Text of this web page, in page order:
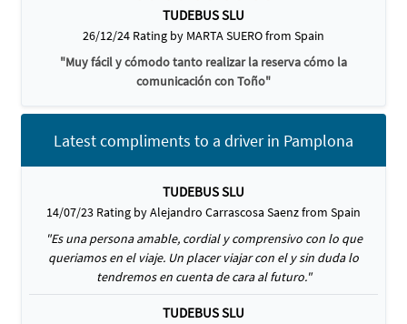
TUDEBUS SLU
26/12/24 Rating by MARTA SUERO from Spain
"Muy fácil y cómodo tanto realizar la reserva cómo la
comunicación con Toño"
Latest compliments to a driver in Pamplona
TUDEBUS SLU
14/07/23 Rating by Alejandro Carrascosa Saenz from Spain
"Es una persona amable, cordial y comprensivo con lo que
queriamos en el viaje. Un placer viajar con el y sin duda lo
tendremos en cuenta de cara al futuro."
TUDEBUS SLU